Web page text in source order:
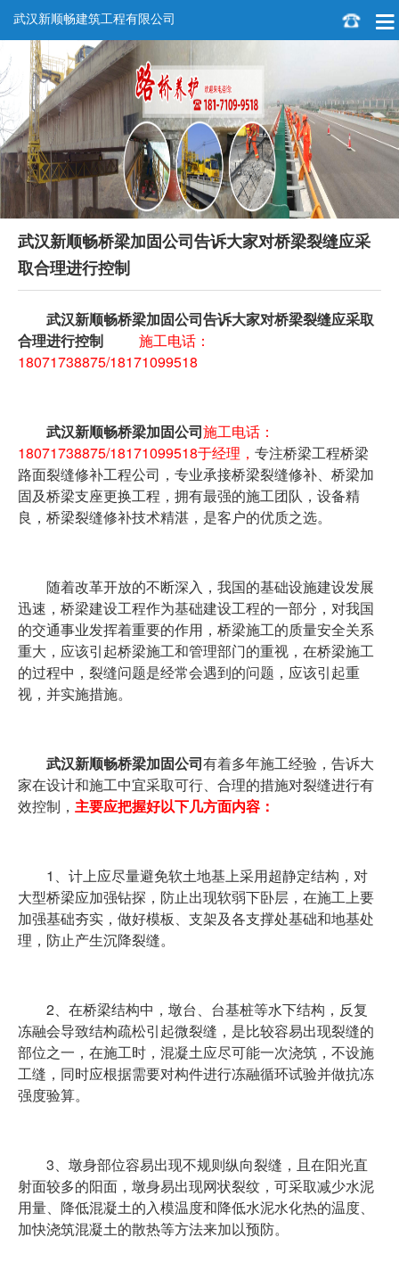
武汉新顺畅建筑工程有限公司
武汉新顺畅桥梁加固公司告诉大家对桥梁裂缝应采
取合理进行控制
武汉新顺畅桥梁加固公司告诉大家对桥梁裂缝应采取
合理进行控制
施工电话：
18071738875/18171099518
武汉新顺畅桥梁加固公司施工电话：
18071738875/18171099518于经理， 专注桥梁工程桥梁
路面裂缝修补工程公司，专业承接桥梁裂缝修补、桥梁加
固及桥梁支座更换工程，拥有最强的施工团队，设备精
良，桥梁裂缝修补技术精湛，是客户的优质之选。
随着改革开放的不断深入，我国的基础设施建设发展
迅速，桥梁建设工程作为基础建设工程的一部分，对我国
的交通事业发挥着重要的作用，桥梁施工的质量安全关系
重大，应该引起桥梁施工和管理部门的重视，在桥梁施工
的过程中，裂缝问题是经常会遇到的问题，应该引起重
视，并实施措施。
武汉新顺畅桥梁加固公司有着多年施工经验，告诉大
家在设计和施工中宜采取可行、合理的措施对裂缝进行有
效控制， 主要应把握好以下几方面内容：
1、计上应尽量避免软土地基上采用超静定结构，对
大型桥梁应加强钻探，防止出现软弱下卧层，在施工上要
加强基础夯实，做好模板、支架及各支撑处基础和地基处
理，防止产生沉降裂缝。
2、在桥梁结构中，墩台、台基桩等水下结构，反复
冻融会导致结构疏松引起微裂缝，是比较容易出现裂缝的
部位之一，在施工时，混凝土应尽可能一次浇筑，不设施
工缝，同时应根据需要对构件进行冻融循环试验并做抗冻
强度验算。
3、墩身部位容易出现不规则纵向裂缝，且在阳光直
射面较多的阳面，墩身易出现网状裂纹，可采取减少水泥
用量、降低混凝土的入模温度和降低水泥水化热的温度、
加快浇筑混凝土的散热等方法来加以预防。